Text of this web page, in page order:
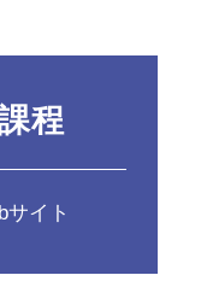
程
サイト